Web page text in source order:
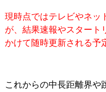
現時点ではテレビやネッ
が、結果速報やスタート
かけて随時更新される予
これからの中長距離界や